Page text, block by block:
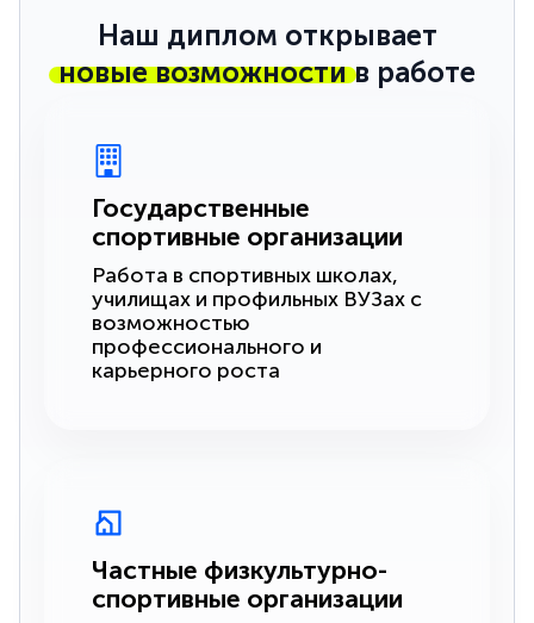
Наш диплом открывает
новые возможностив работе
Государственные
спортивные организации
Работа в спортивных школах,
училищах и профильных ВУЗах с
возможностью
профессионального и
карьерного роста
Частные физкультурно-
спортивные организации